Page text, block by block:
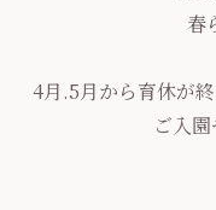
春
4月.5月から育休が
ご入